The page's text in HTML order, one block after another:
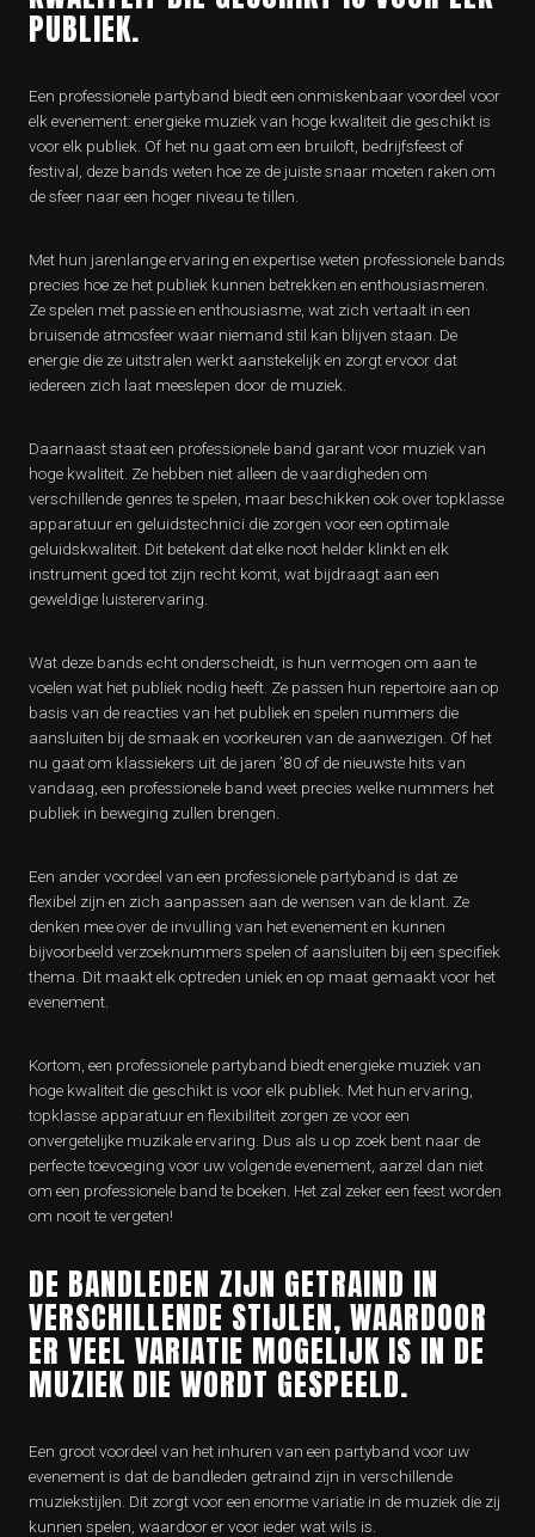
PUBLIEK.
Een professionele partyband biedt een onmiskenbaar voordeel voor
elk evenement: energieke muziek van hoge kwaliteit die geschikt is
voor elk publiek. Of het nu gaat om een bruiloft, bedrijfsfeest of
festival, deze bands weten hoe ze de juiste snaar moeten raken om
de sfeer naar een hoger niveau te tillen.
Met hun jarenlange ervaring en expertise weten professionele bands
precies hoe ze het publiek kunnen betrekken en enthousiasmeren.
Ze spelen met passie en enthousiasme, wat zich vertaalt in een
bruisende atmosfeer waar niemand stil kan blijven staan. De
energie die ze uitstralen werkt aanstekelijk en zorgt ervoor dat
iedereen zich laat meeslepen door de muziek.
Daarnaast staat een professionele band garant voor muziek van
hoge kwaliteit. Ze hebben niet alleen de vaardigheden om
verschillende genres te spelen, maar beschikken ook over topklasse
apparatuur en geluidstechnici die zorgen voor een optimale
geluidskwaliteit. Dit betekent dat elke noot helder klinkt en elk
instrument goed tot zijn recht komt, wat bijdraagt aan een
geweldige luisterervaring.
Wat deze bands echt onderscheidt, is hun vermogen om aan te
voelen wat het publiek nodig heeft. Ze passen hun repertoire aan op
basis van de reacties van het publiek en spelen nummers die
aansluiten bij de smaak en voorkeuren van de aanwezigen. Of het
nu gaat om klassiekers uit de jaren ’80 of de nieuwste hits van
vandaag, een professionele band weet precies welke nummers het
publiek in beweging zullen brengen.
Een ander voordeel van een professionele partyband is dat ze
flexibel zijn en zich aanpassen aan de wensen van de klant. Ze
denken mee over de invulling van het evenement en kunnen
bijvoorbeeld verzoeknummers spelen of aansluiten bij een specifiek
thema. Dit maakt elk optreden uniek en op maat gemaakt voor het
evenement.
Kortom, een professionele partyband biedt energieke muziek van
hoge kwaliteit die geschikt is voor elk publiek. Met hun ervaring,
topklasse apparatuur en flexibiliteit zorgen ze voor een
onvergetelijke muzikale ervaring. Dus als u op zoek bent naar de
perfecte toevoeging voor uw volgende evenement, aarzel dan niet
om een professionele band te boeken. Het zal zeker een feest worden
om nooit te vergeten!
DE BANDLEDEN ZIJN GETRAIND IN
VERSCHILLENDE STIJLEN, WAARDOOR
ER VEEL VARIATIE MOGELIJK IS IN DE
MUZIEK DIE WORDT GESPEELD.
Een groot voordeel van het inhuren van een partyband voor uw
evenement is dat de bandleden getraind zijn in verschillende
muziekstijlen. Dit zorgt voor een enorme variatie in de muziek die zij
kunnen spelen, waardoor er voor ieder wat wils is.